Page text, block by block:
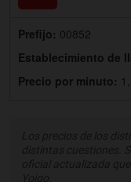
Prefijo: 00852
Establecimiento de
Precio por minuto: